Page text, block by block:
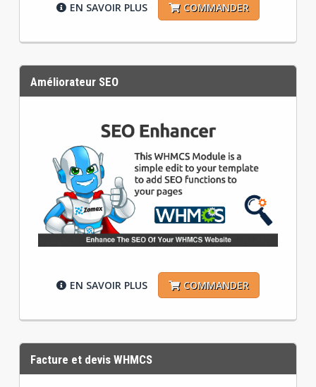
EN SAVOIR PLUS COMMANDER
Améliorateur SEO
EN SAVOIR PLUS COMMANDER
Facture et devis WHMCS